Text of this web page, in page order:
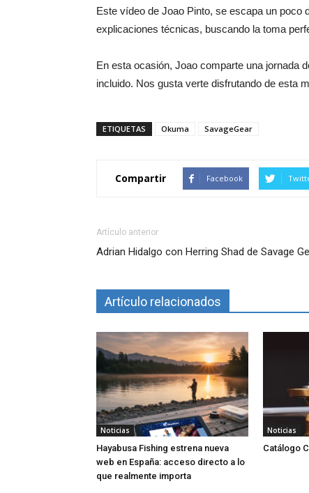
Este vídeo de Joao Pinto, se escapa un
explicaciones técnicas, buscando la toma
En esta ocasión, Joao comparte una jornada
incluido. Nos gusta verte disfrutando de esta
ETIQUETAS Okuma SavageGear
Compartir Facebook
Artículo anterior
Adrian Hidalgo con Herring Shad de Savage
Artículo relacionados
Noticias
Hayabusa Fishing estrena nueva
web en España: acceso directo a lo
que realmente importa
Noticias
Catálogo